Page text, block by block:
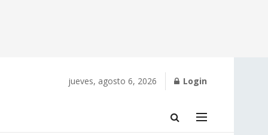
jueves, agosto 6, 2026 Login